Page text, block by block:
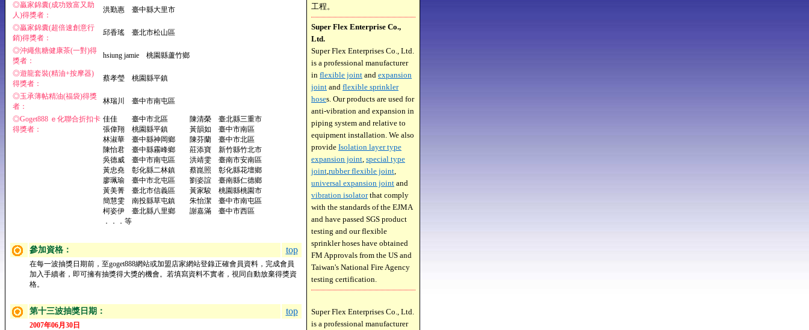
◎贏家錦囊(成功致富又助
人)得獎者：
洪勤惠 臺中縣大里市
◎贏家錦囊(超倍速創意行
銷)得獎者：
邱香瑤 臺北市松山區
◎沖繩焦糖健康茶(一對)得
獎者：
hsiung jamie 桃園縣蘆竹鄉
◎遊龍套裝(精油+按摩器)
得獎者：
蔡孝瑩 桃園縣平鎮
◎玉承薄帖精油(福袋)得獎
者：
林瑞川 臺中市南屯區
◎Goget888 ｅ化聯合折扣卡
得獎者：
佳佳 臺中市北區 陳清榮 臺北縣三重市
張偉翔 桃園縣平鎮 黃韻如 臺中市南區
林淑華 臺中縣神岡鄉 陳芬蘭 臺中市北區
陳怡君 臺中縣霧峰鄉 莊添寶 新竹縣竹北市
吳德威 臺中市南屯區 洪靖雯 臺南市安南區
黃忠堯 彰化縣二林鎮 蔡崑照 彰化縣花壇鄉
廖珮瑜 臺中市北屯區 劉姿誼 臺南縣仁德鄉
黃美菁 臺北市信義區 黃家駿 桃園縣桃園市
簡慧雯 南投縣草屯鎮 朱怡潔 臺中市南屯區
柯姿伊 臺北縣八里鄉 謝嘉滿 臺中市西區
．．．等
參加資格： top
在每一波抽獎日期前，至goget888網站或加盟店家網站登錄正確會員資料，完成會員
加入手續者，即可擁有抽獎得大獎的機會。若填寫資料不實者，視同自動放棄得獎資
格。
第十三波抽獎日期： top
2007年06月30日
工程。
Super Flex Enterprise Co.,
Ltd.
Super Flex Enterprises Co., Ltd.
is a professional manufacturer
in flexible joint and expansion
joint and flexible sprinkler
hoses. Our products are used for
anti-vibration and expansion in
piping system and relative to
equipment installation. We also
provide Isolation layer type
expansion joint, special type
joint,rubber flexible joint,
universal expansion joint and
vibration isolatorthat comply
with the standards of the EJMA
and have passed SGS product
testing and our flexible
sprinkler hoses have obtained
FM Approvals from the US and
Taiwan's National Fire Agency
testing certification.
Super Flex Enterprises Co., Ltd.
is a professional manufacturer